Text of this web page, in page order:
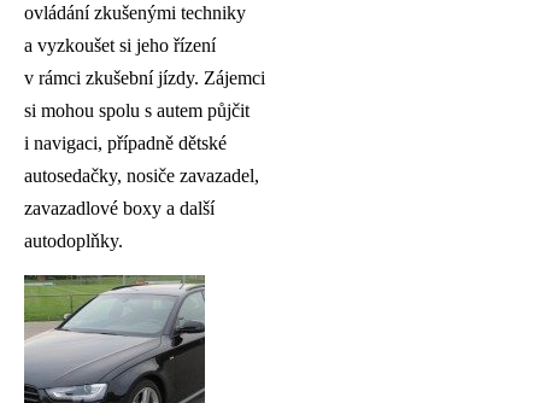
ovládání zkušenými techniky
a vyzkoušet si jeho řízení
v rámci zkušební jízdy. Zájemci
si mohou spolu s autem půjčit
i navigaci, případně dětské
autosedačky, nosiče zavazadel,
zavazadlové boxy a další
autodoplňky.